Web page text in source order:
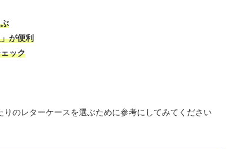
が便利
ック
のレターケースを選ぶために参考にしてみてください